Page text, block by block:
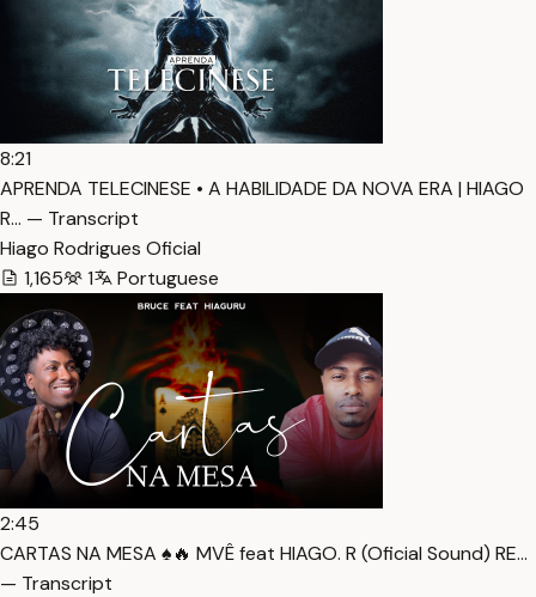
8:21
APRENDA TELECINESE • A HABILIDADE DA NOVA ERA | HIAGO
R… — Transcript
Hiago Rodrigues Oficial
1,165
1 Portuguese
2:45
CARTAS NA MESA ♠️🔥 MVÊ feat HIAGO. R (Oficial Sound) RE…
— Transcript